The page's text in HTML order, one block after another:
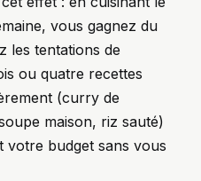
vous gagnez du
les tentations de
ou quatre recettes
(curry de
maison, riz sauté)
budget sans vous